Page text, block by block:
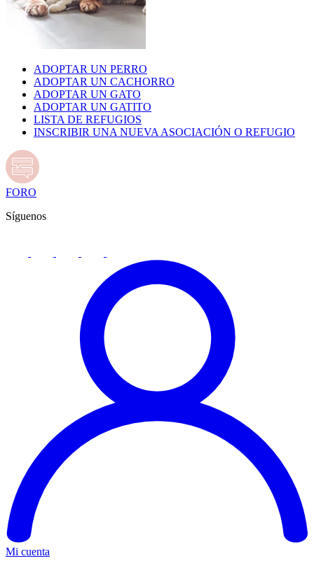
ADOPTAR UN PERRO
ADOPTAR UN CACHORRO
ADOPTAR UN GATO
ADOPTAR UN GATITO
LISTA DE REFUGIOS
INSCRIBIR UNA NUEVA ASOCIACIÓN O REFUGIO
FORO
Síguenos
Mi cuenta